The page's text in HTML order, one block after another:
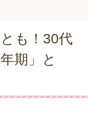
も！30代
期」と